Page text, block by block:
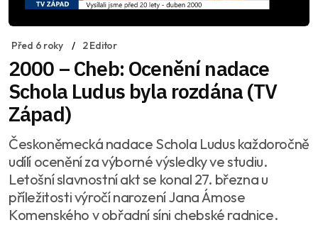
Před 6 roky 2 Editor
2000 – Cheb: Ocenění nadace
Schola Ludus byla rozdána (TV
Západ)
Českoněmecká nadace Schola Ludus každoročně
udílí ocenění za výborné výsledky ve studiu.
Letošní slavnostní akt se konal 27. března u
příležitosti výročí narození Jana Ámose
Komenského v obřadní síni chebské radnice.